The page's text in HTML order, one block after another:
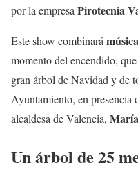
por la empresa Pirotecnia
Este show combinará
momento del encendido,
gran árbol de Navidad y de
Ayuntamiento, en presencia
alcaldesa de Valencia,
Un árbol de 25